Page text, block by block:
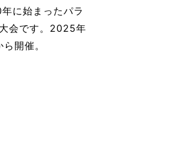
に始まったパラ
会です。2025年
開催。